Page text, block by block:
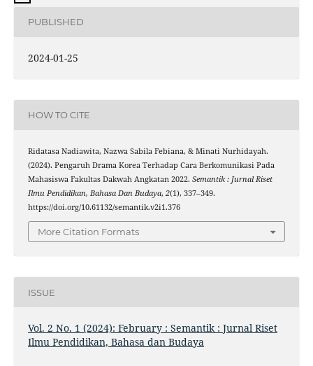
PUBLISHED
2024-01-25
HOW TO CITE
Ridatasa Nadiawita, Nazwa Sabila Febiana, & Minati Nurhidayah.
(2024). Pengaruh Drama Korea Terhadap Cara Berkomunikasi Pada
Mahasiswa Fakultas Dakwah Angkatan 2022. Semantik : Jurnal Riset
Ilmu Pendidikan, Bahasa Dan Budaya, 2(1), 337–349.
https://doi.org/10.61132/semantik.v2i1.376
More Citation Formats
ISSUE
Vol. 2 No. 1 (2024): February : Semantik : Jurnal Riset
Ilmu Pendidikan, Bahasa dan Budaya